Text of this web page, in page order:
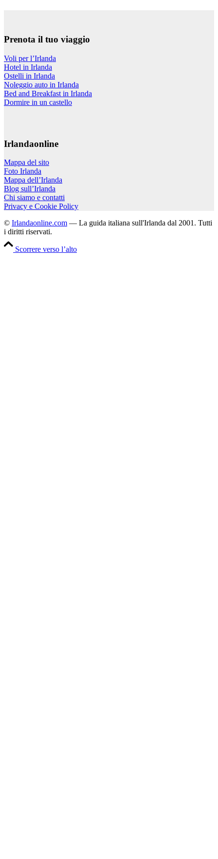
Prenota il tuo viaggio
Voli per l’Irlanda
Hotel in Irlanda
Ostelli in Irlanda
Noleggio auto in Irlanda
Bed and Breakfast in Irlanda
Dormire in un castello
Irlandaonline
Mappa del sito
Foto Irlanda
Mappa dell’Irlanda
Blog sull’Irlanda
Chi siamo e contatti
Privacy e Cookie Policy
© Irlandaonline.com — La guida italiana sull'Irlanda dal 2001. Tutti
i diritti riservati.
Scorrere verso l’alto